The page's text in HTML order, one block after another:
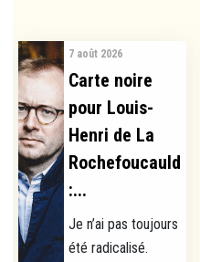
7 août 2026
Carte noire
pour Louis-
Henri de La
Rochefoucauld
:...
Je n’ai pas toujours
été radicalisé.